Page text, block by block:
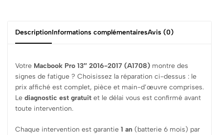
DescriptionInformations complémentairesAvis (0)
Votre Macbook Pro 13″ 2016-2017 (A1708) montre des
signes de fatigue ? Choisissez la réparation ci-dessus : le
prix affiché est complet, pièce et main-d’œuvre comprises.
Le diagnostic est gratuit et le délai vous est confirmé avant
toute intervention.
Chaque intervention est garantie 1 an (batterie 6 mois) par